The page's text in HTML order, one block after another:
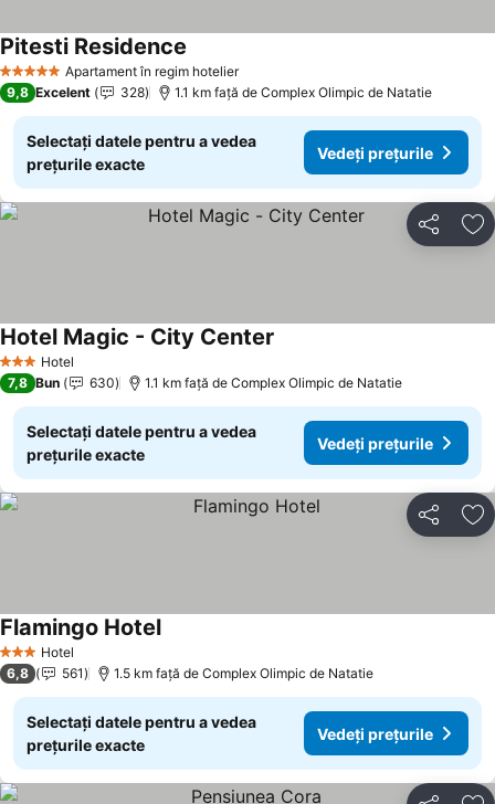
5 Stele Apartament în regim hotelier
Pitesti Residence
9,8 Excelent 328 1.1 km faţă de Complex Olimpic de Natatie
Selectați datele pentru a vedea
prețurile exacte
Vedeți prețurile
Distribuiți
3 SteleHotel
Hotel Magic - City Center
7,8 Bun 630 1.1 km faţă de Complex Olimpic de Natatie
Selectați datele pentru a vedea
prețurile exacte
Vedeți prețurile
Distribuiți
3 SteleHotel
Flamingo Hotel
6,8 561 1.5 km faţă de Complex Olimpic de Natatie
Selectați datele pentru a vedea
prețurile exacte
Vedeți prețurile